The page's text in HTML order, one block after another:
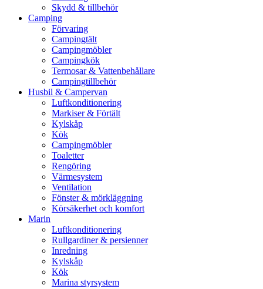
Skydd & tillbehör
Camping
Förvaring
Campingtält
Campingmöbler
Campingkök
Termosar & Vattenbehållare
Campingtillbehör
Husbil & Campervan
Luftkonditionering
Markiser & Förtält
Kylskåp
Kök
Campingmöbler
Toaletter
Rengöring
Värmesystem
Ventilation
Fönster & mörkläggning
Körsäkerhet och komfort
Marin
Luftkonditionering
Rullgardiner & persienner
Inredning
Kylskåp
Kök
Marina styrsystem